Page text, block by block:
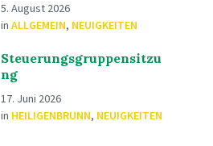
5. August 2026
inALLGEMEIN, NEUIGKEITEN
Steuerungsgruppensitzu
ng
17. Juni 2026
in HEILIGENBRUNN, NEUIGKEITEN